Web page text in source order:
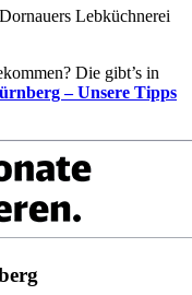
Die gibt’s in
– Unsere Tipps